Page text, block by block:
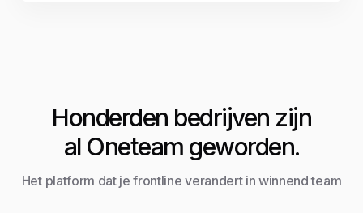
Honderden bedrijven zijn
al Oneteam geworden.
Het platform dat je frontline verandert in winnend team